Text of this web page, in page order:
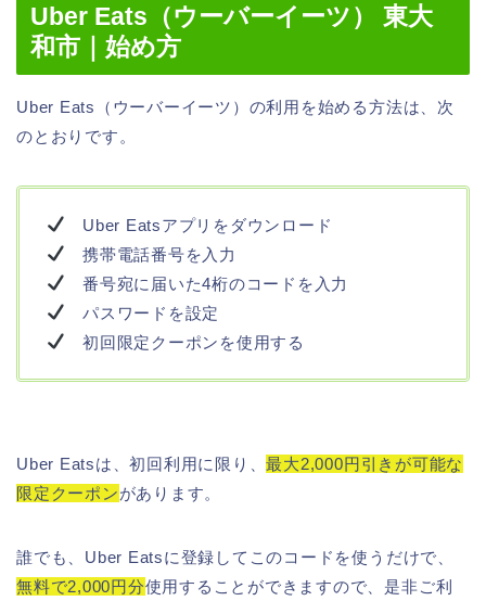
Uber Eats（ウーバーイーツ） 東大
和市｜始め方
Uber Eats（ウーバーイーツ）の利用を始める方法は、次
のとおりです。
Uber Eatsアプリをダウンロード
携帯電話番号を入力
番号宛に届いた4桁のコードを入力
パスワードを設定
初回限定クーポンを使用する
Uber Eatsは、初回利用に限り、最大2,000円引きが可能な
限定クーポンがあります。
誰でも、Uber Eatsに登録してこのコードを使うだけで、
無料で2,000円分使用することができますので、是非ご利